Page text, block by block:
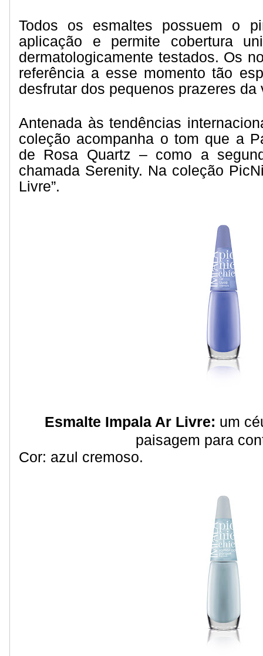
Todos os esmaltes possuem o
aplicação e permite cobertura
dermatologicamente testados. Os
referência a esse momento tão
desfrutar dos pequenos prazeres da
Antenada às tendências
coleção acompanha o tom que a
de Rosa Quartz – como a
chamada Serenity. Na coleção
Livre”.
Esmalte Impala Ar Livre: um
paisagem para
Cor: azul cremoso.